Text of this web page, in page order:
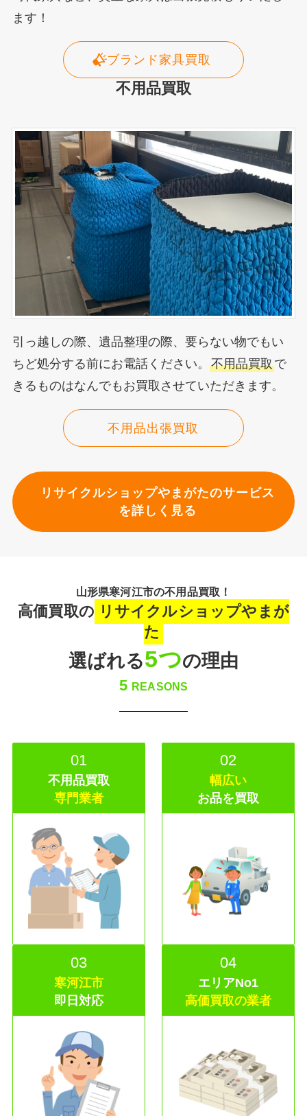
ます！
ブランド家具買取
不用品買取
引っ越しの際、遺品整理の際、要らない物でもい
ちど処分する前にお電話ください。 不用品買取で
きるものはなんでもお買取させていただきます。
不用品出張買取
リサイクルショップやまがたのサービス
を詳しく見る
山形県寒河江市の不用品買取！
高価買取の リサイクルショップやまが
た
選ばれる5つの理由
5 REASONS
01
不用品買取
専門業者
02
幅広い
お品を買取
03
寒河江市
即日 対応
04
エリアNo1
高価買取の業者